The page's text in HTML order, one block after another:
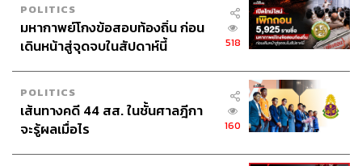
POLITICS
มหากาพย์โกงข้อสอบท้องถิ่น ก่อน
เดินหน้าสู่จุดจบในสัปดาห์นี้
518
POLITICS
เส้นทางคดี 44 สส. ในชั้นศาลฎีกา
จะรู้ผลเมื่อไร
160